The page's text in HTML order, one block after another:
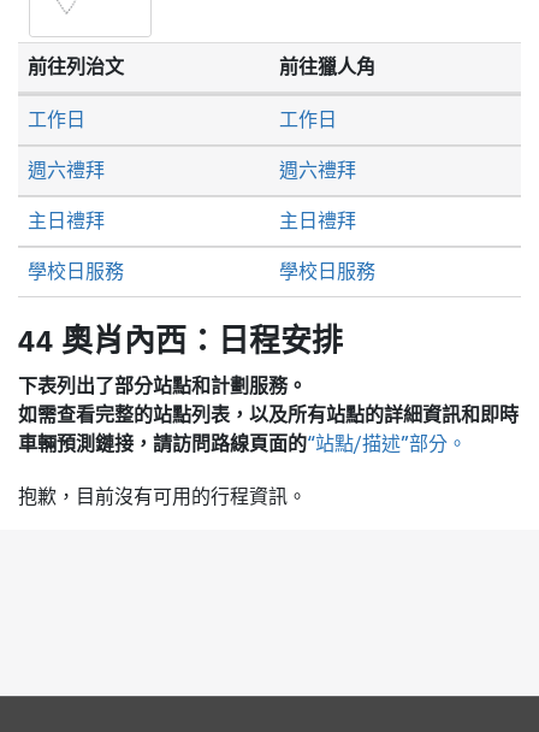
前往列治文 前往獵人角
週六禮拜 週六禮拜
主日禮拜 主日禮拜
工作日 工作日
學校日服務 學校日服務
44 奧肖內西：日程安排
下表列出了部分站點和計劃服務。
如需查看完整的站點列表，以及所有站點的詳細資訊和即時
車輛預測鏈接，請訪問路線頁面的“站點/描述”部分。
抱歉，目前沒有可用的行程資訊。